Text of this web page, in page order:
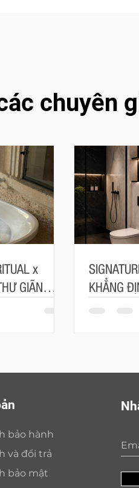
chuyên
x
GIÃN
KHẲNG
bảo hành
và đổi trả
bảo mật